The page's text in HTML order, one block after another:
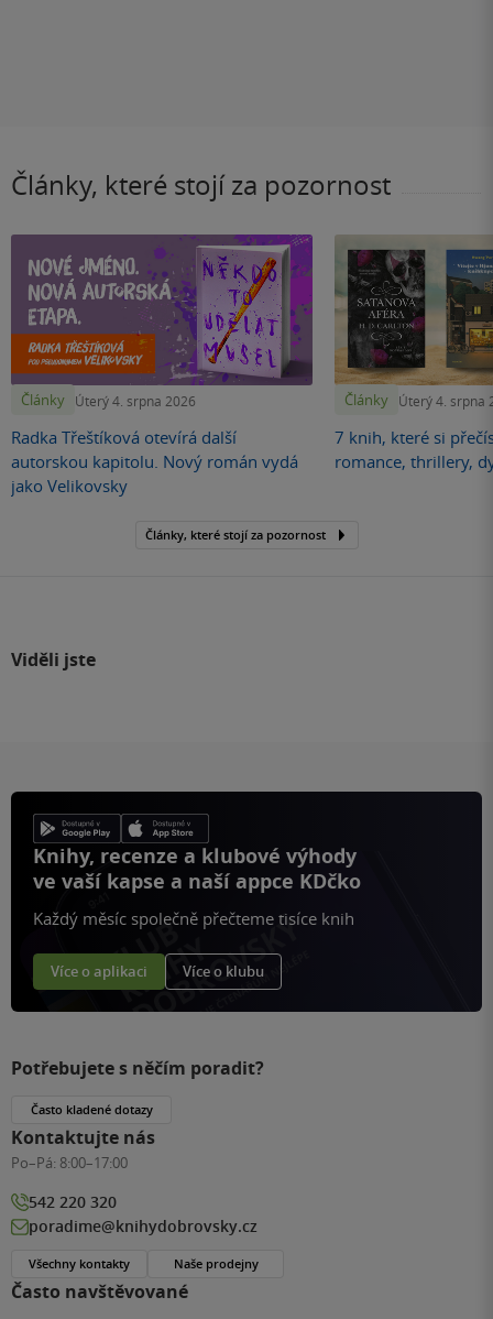
Články, které stojí za pozornost
Články Úterý 4. srpna 2026
Radka Třeštíková otevírá další
autorskou kapitolu. Nový román vydá
jako Velikovsky
Články Úterý 4. srpna
7 knih, které si
romance, thrillery,
Články, které stojí za pozornost
Viděli jste
Knihy, recenze a klubové výhody
ve vaší kapse a naší appce KDčko
Každý měsíc společně přečteme tisíce knih
Více o aplikaci Více o klubu
Často navštěvované
Potřebujete s něčím poradit?
Často kladené dotazy
Kontaktujte nás
Po–Pá: 8:00–17:00
542 220 320
poradime@knihydobrovsky.cz
Všechny kontakty Naše prodejny